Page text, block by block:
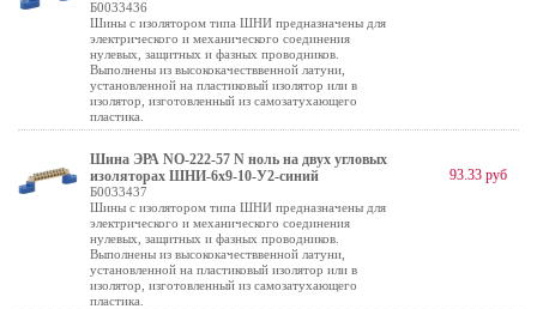
Б0033436
Шины с изолятором типа ШНИ предназначены для
электрического и механического соединения
нулевых, защитных и фазных проводников.
Выполнены из высококачестввенной латуни,
установленной на пластиковый изолятор или в
изолятор, изготовленный из самозатухающего
пластика.
Шина ЭРА NO-222-57 N ноль на двух угловых
изоляторах ШНИ-6х9-10-У2-синий
Б0033437
Шины с изолятором типа ШНИ предназначены для
электрического и механического соединения
нулевых, защитных и фазных проводников.
Выполнены из высококачестввенной латуни,
установленной на пластиковый изолятор или в
изолятор, изготовленный из самозатухающего
пластика.
93.33 руб